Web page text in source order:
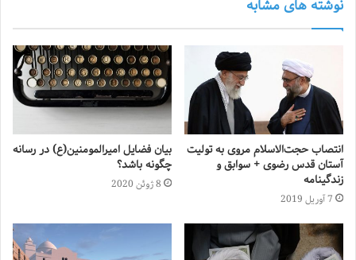
نوشته های مشابه
انتصاب حجت‌الاسلام مروی به تولیت
آستان قدس رضوی + سوابق و
زندگینامه
7 آوریل 2019
بیان فضایل امیرالمومنین(ع) در رسانه
چگونه باشد؟
8 ژوئن 2020